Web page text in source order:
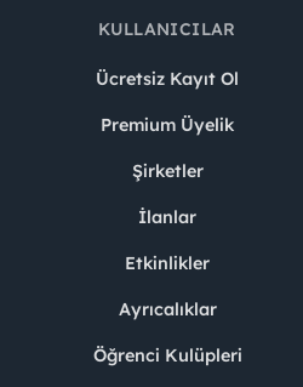
KULLANICILAR
Ücretsiz Kayıt Ol
Premium Üyelik
Şirketler
İlanlar
Etkinlikler
Ayrıcalıklar
Öğrenci Kulüpleri